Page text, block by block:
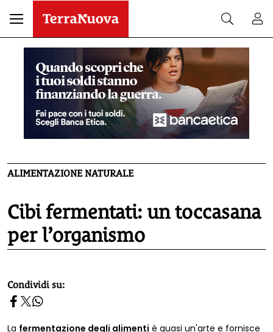
ALIMENTAZIONE NATURALE
Cibi fermentati: un toccasana
per l’organismo
homepage h2
Condividi su:
La fermentazione degli alimenti è quasi un'arte e fornisce